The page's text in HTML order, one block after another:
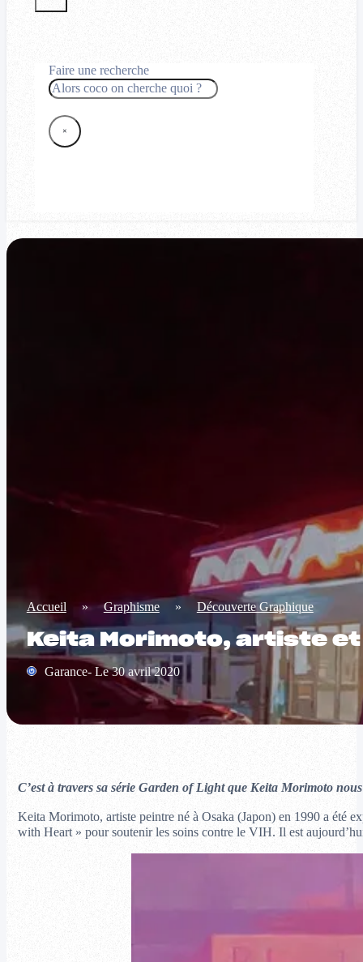
Faire une recherche
Rechercher
×
Accueil » Graphisme » Découverte Graphique
Keita Morimoto, artiste et
Garance- Le 30 avril 2020
C’est à travers sa série Garden of Light que Keita Morimoto
Keita Morimoto, artiste peintre né à Osaka (Japon) en 1990 a été
with Heart » pour soutenir les soins contre le VIH. Il est